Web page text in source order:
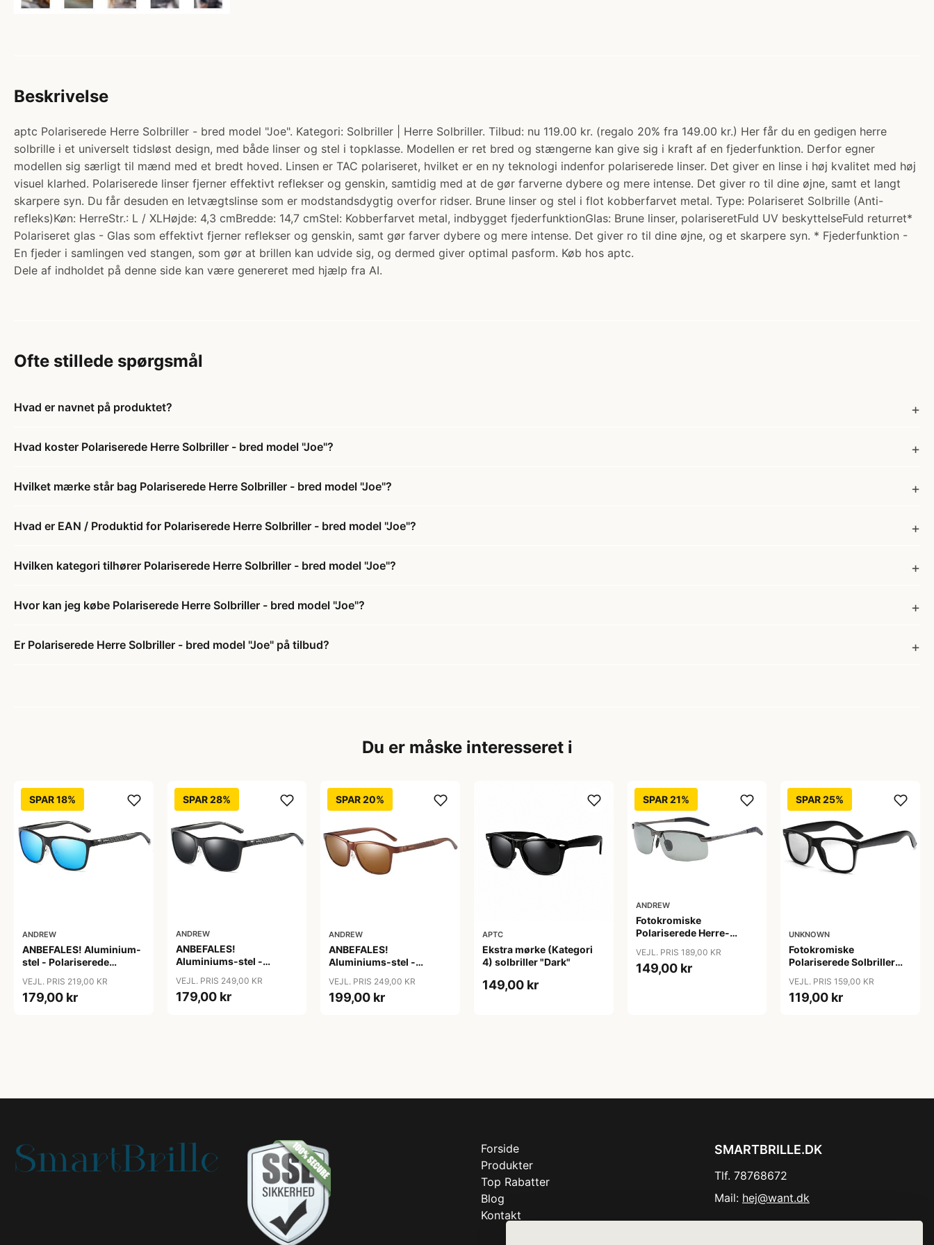
Beskrivelse
aptc Polariserede Herre Solbriller - bred model "Joe". Kategori: Solbriller | Herre Solbriller. Tilbud: nu 119.00 kr. (regalo 20% fra 149.00 kr.) Her får du en gedigen herre
solbrille i et universelt tidsløst design, med både linser og stel i topklasse. Modellen er ret bred og stængerne kan give sig i kraft af en fjederfunktion. Derfor egner
modellen sig særligt til mænd med et bredt hoved. Linsen er TAC polariseret, hvilket er en ny teknologi indenfor polariserede linser. Det giver en linse i høj kvalitet med høj
visuel klarhed. Polariserede linser fjerner effektivt reflekser og genskin, samtidig med at de gør farverne dybere og mere intense. Det giver ro til dine øjne, samt et langt
skarpere syn. Du får desuden en letvægtslinse som er modstandsdygtig overfor ridser. Brune linser og stel i flot kobberfarvet metal. Type: Polariseret Solbrille (Anti-
refleks)Køn: HerreStr.: L / XLHøjde: 4,3 cmBredde: 14,7 cmStel: Kobberfarvet metal, indbygget fjederfunktionGlas: Brune linser, polariseretFuld UV beskyttelseFuld returret*
Polariseret glas - Glas som effektivt fjerner reflekser og genskin, samt gør farver dybere og mere intense. Det giver ro til dine øjne, og et skarpere syn. * Fjederfunktion -
En fjeder i samlingen ved stangen, som gør at brillen kan udvide sig, og dermed giver optimal pasform. Køb hos aptc.
Dele af indholdet på denne side kan være genereret med hjælp fra AI.
Ofte stillede spørgsmål
Hvad er navnet på produktet?
Hvad koster Polariserede Herre Solbriller - bred model "Joe"?
Hvilket mærke står bag Polariserede Herre Solbriller - bred model "Joe"?
Hvad er EAN / Produktid for Polariserede Herre Solbriller - bred model "Joe"?
Hvilken kategori tilhører Polariserede Herre Solbriller - bred model "Joe"?
Hvor kan jeg købe Polariserede Herre Solbriller - bred model "Joe"?
Er Polariserede Herre Solbriller - bred model "Joe" på tilbud?
Du er måske interesseret i
SPAR 18%
ANDREW
ANBEFALES! Aluminium-
stel - Polariserede
VEJL. PRIS 219,00 KR
179,00 kr
SPAR 28%
ANDREW
ANBEFALES!
Aluminiums-stel -
"Shadow"
VEJL. PRIS 249,00 KR
179,00 kr
SPAR 20%
ANDREW
ANBEFALES!
Aluminiums-stel -
"Tea"
VEJL. PRIS 249,00 KR
199,00 kr
APTC
Ekstra mørke (Kategori
4) solbriller "Dark"
149,00 kr
SPAR 21%
ANDREW
Fotokromiske
Polariserede Herre-
linser) "Matrix"
VEJL. PRIS 189,00 KR
149,00 kr
SPAR 25%
UNKNOWN
Fotokromiske
Polariserede Solbriller
VEJL. PRIS 159,00 KR
119,00 kr
Forside
Produkter
Top Rabatter
Blog
Kontakt
SMARTBRILLE.DK
Tlf. 78768672
Mail: hej@want.dk